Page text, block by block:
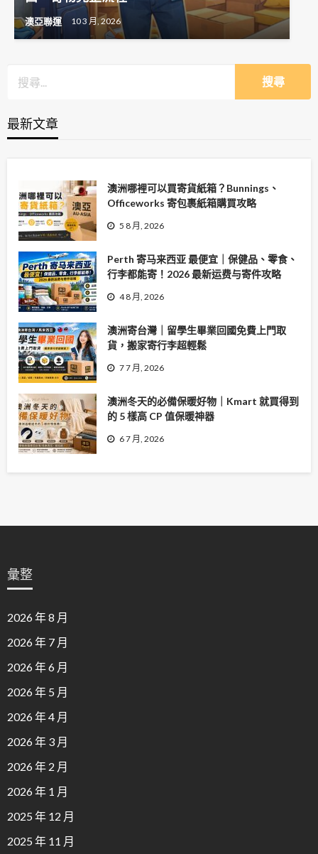
最新文章
澳洲哪裡可以買寄貨紙箱？Bunnings、
Officeworks 寄包裹紙箱購買攻略
5 8 月, 2026
Perth 寄马来西亚 最便宜｜保健品、零食、
行李都能寄！2026 最新运费与寄件攻略
4 8 月, 2026
澳洲寄台灣｜留學生畢業回國免費上門取
貨，搬家寄行李超輕鬆
7 7 月, 2026
澳洲冬天的必備保暖好物｜Kmart 就買得到
的 5 樣高 CP 值保暖神器
6 7 月, 2026
澳亞聯運 10 3 月, 2026
彙整
2026 年 8 月
2026 年 7 月
2026 年 6 月
2026 年 5 月
2026 年 4 月
2026 年 3 月
2026 年 2 月
2026 年 1 月
2025 年 12 月
2025 年 11 月